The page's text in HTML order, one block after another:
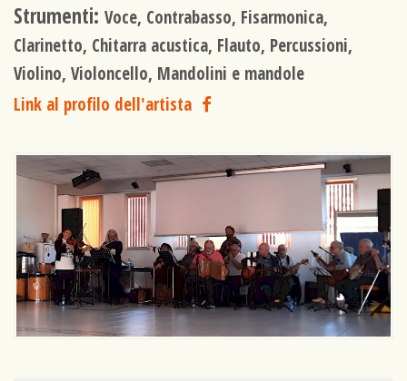
Strumenti: Voce, Contrabasso, Fisarmonica,
Clarinetto, Chitarra acustica, Flauto, Percussioni,
Violino, Violoncello, Mandolini e mandole
Link al profilo dell'artista